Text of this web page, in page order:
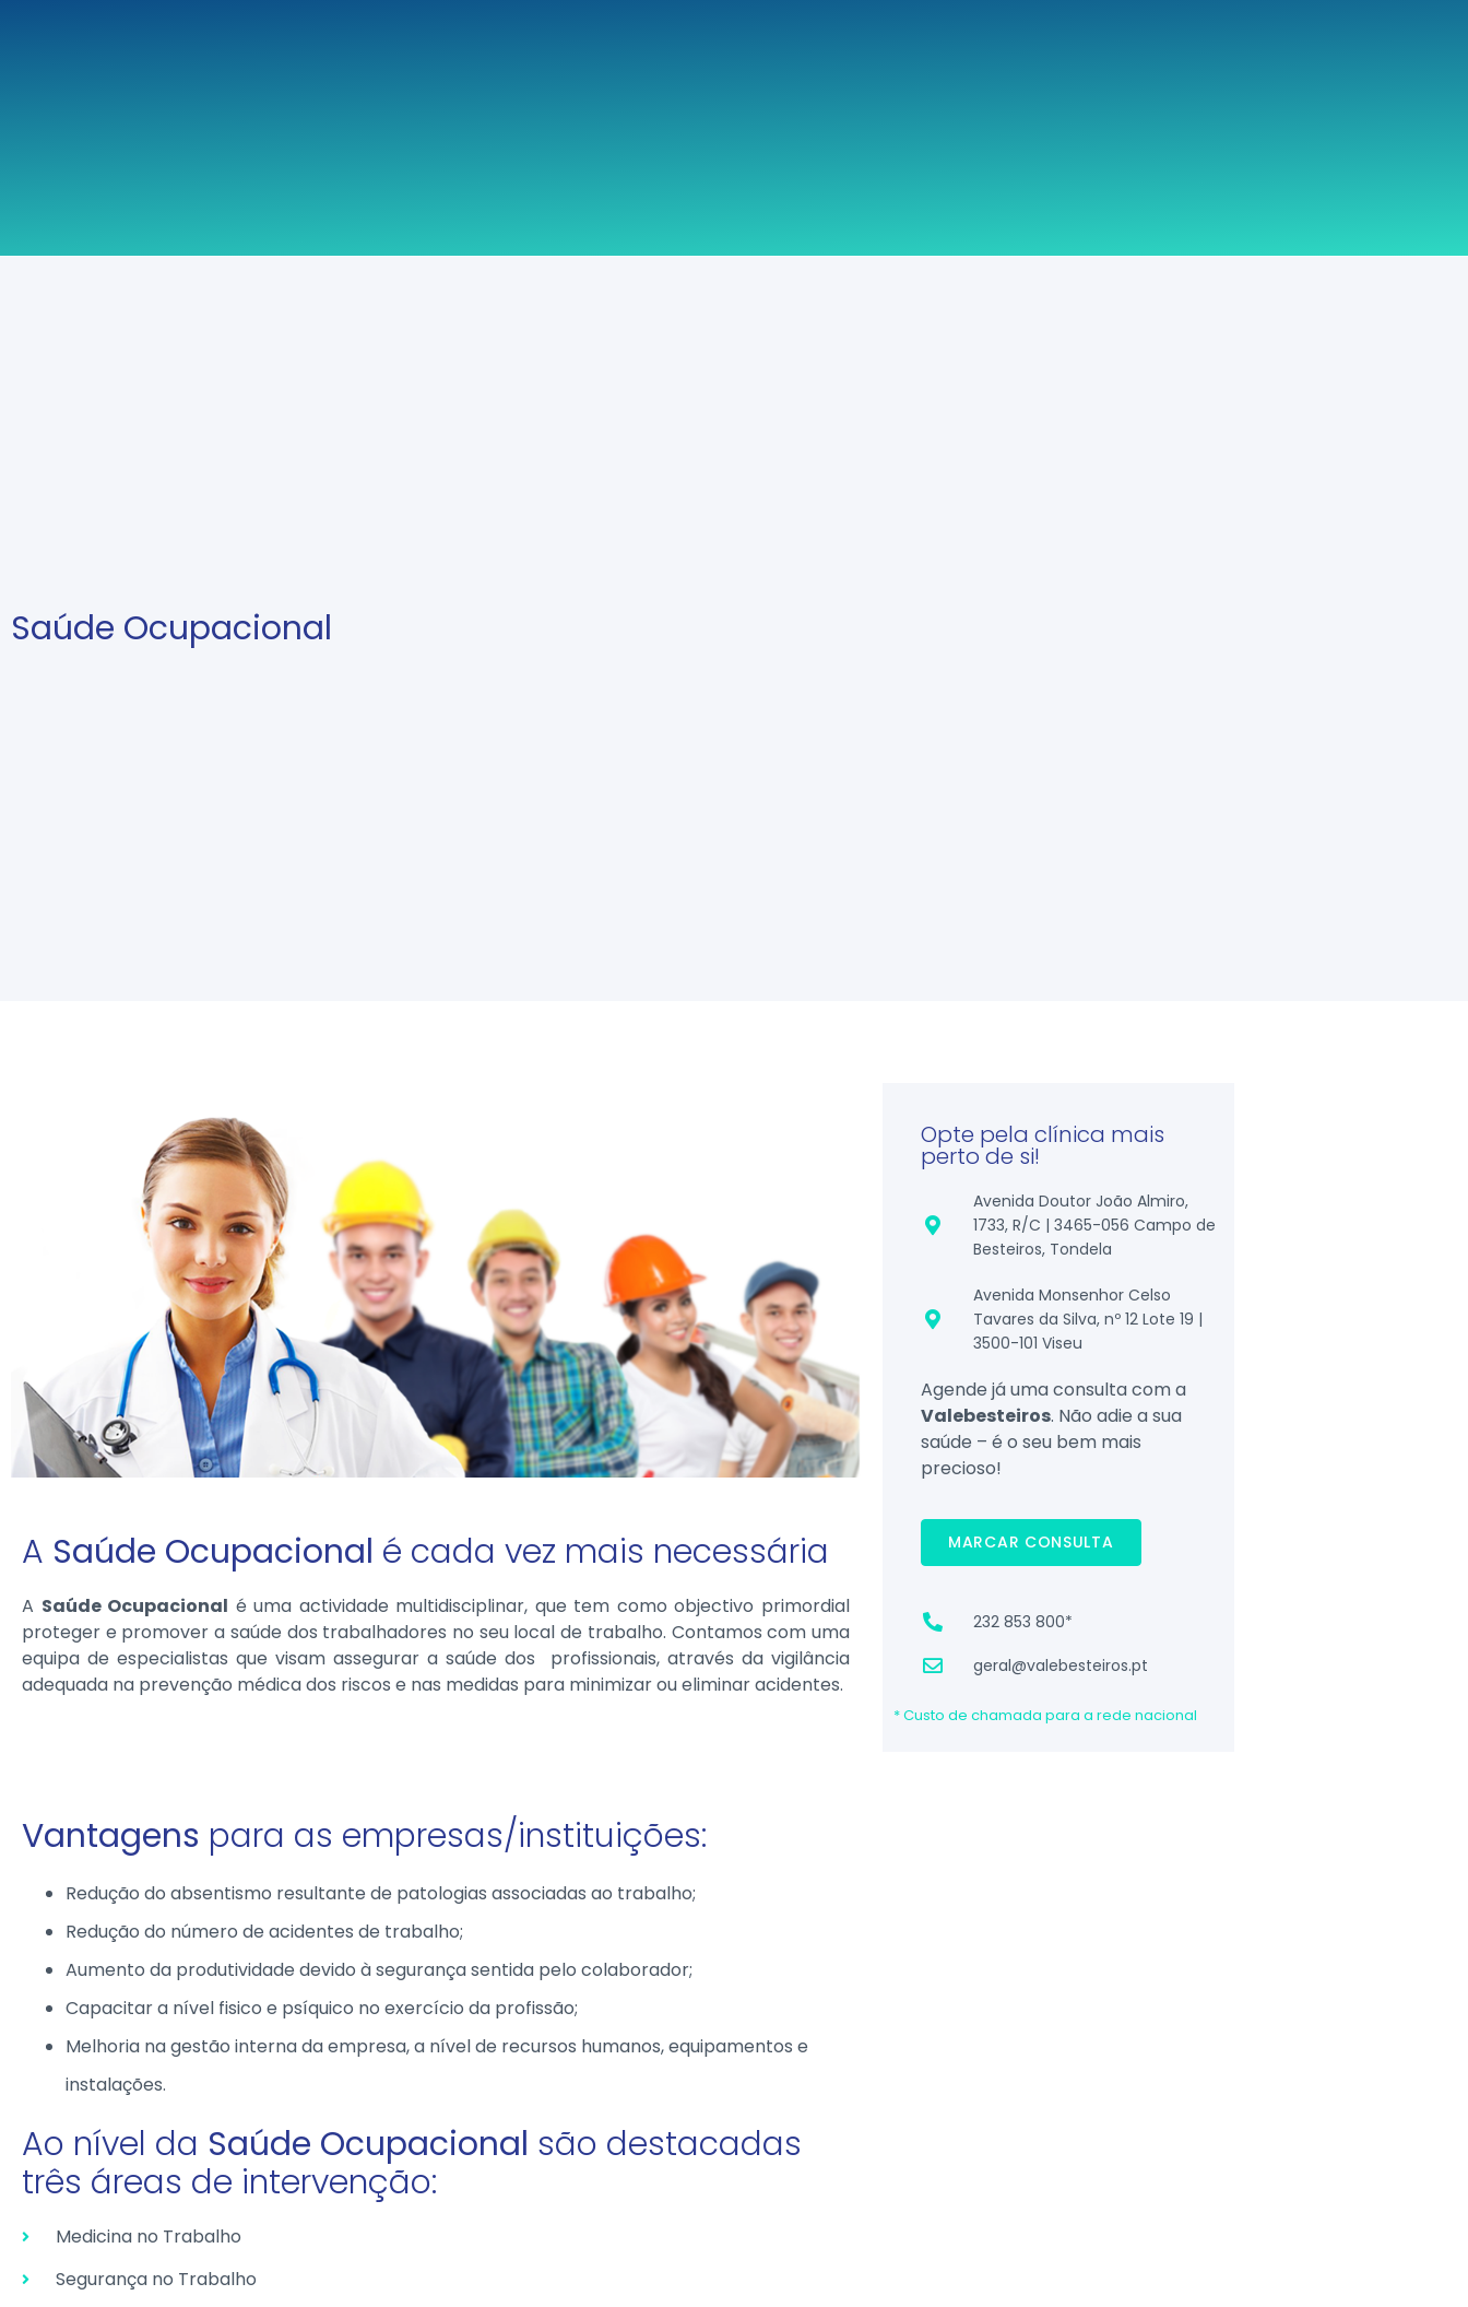
Saúde Ocupacional
A Saúde Ocupacional é cada vez mais necessária
A Saúde Ocupacional é uma actividade multidisciplinar, que tem como objectivo primordial
proteger e promover a saúde dos trabalhadores no seu local de trabalho. Contamos com uma
equipa de especialistas que visam assegurar a saúde dos profissionais, através da vigilância
adequada na prevenção médica dos riscos e nas medidas para minimizar ou eliminar acidentes.
Vantagens para as empresas/instituições:
Redução do absentismo resultante de patologias associadas ao trabalho;
Redução do número de acidentes de trabalho;
Aumento da produtividade devido à segurança sentida pelo colaborador;
Capacitar a nível fisico e psíquico no exercício da profissão;
Melhoria na gestão interna da empresa, a nível de recursos humanos, equipamentos e
instalações.
Ao nível da Saúde Ocupacional são destacadas
três áreas de intervenção:
Medicina no Trabalho
Segurança no Trabalho
Opte pela clínica mais
perto de si!
Avenida Doutor João Almiro,
1733, R/C | 3465-056 Campo de
Besteiros, Tondela
Avenida Monsenhor Celso
Tavares da Silva, nº 12 Lote 19 |
3500-101 Viseu
Agende já uma consulta com a
Valebesteiros. Não adie a sua
saúde – é o seu bem mais
precioso!
MARCAR CONSULTA
232 853 800*
geral@valebesteiros.pt
* Custo de chamada para a rede nacional